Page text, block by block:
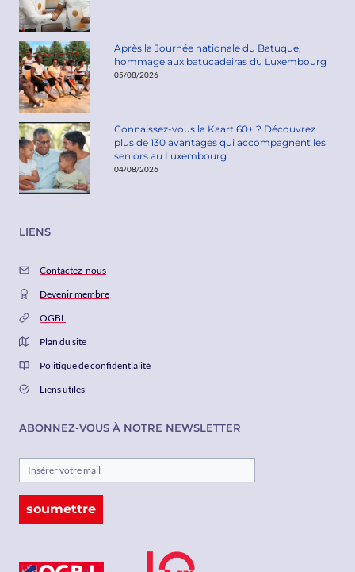
Après la Journée nationale du Batuque,
hommage aux batucadeiras du Luxembourg
05/08/2026
Connaissez-vous la Kaart 60+ ? Découvrez
plus de 130 avantages qui accompagnent les
seniors au Luxembourg
04/08/2026
LIENS
Contactez-nous
Devenir membre
OGBL
Plan du site
Politique de confidentialité
Liens utiles
ABONNEZ-VOUS À NOTRE NEWSLETTER
soumettre